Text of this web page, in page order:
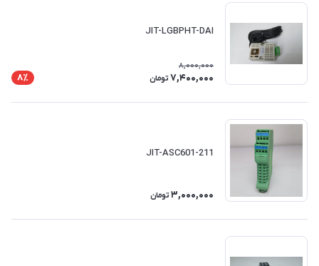
JIT-LGBPHT-DAI
8,000,000
7,400,000 تومان 8٪
JIT-ASC601-211
3,000,000 تومان